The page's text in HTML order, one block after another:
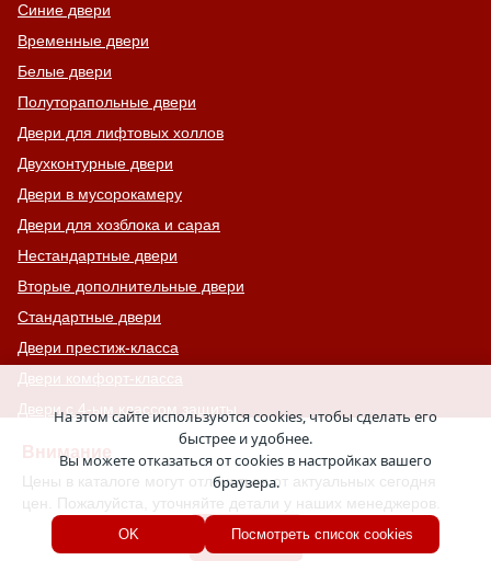
Внимание
Цены в каталоге могут отличаться от актуальных сегодня
цен. Пожалуйста, уточняйте детали у наших менеджеров.
Хорошо
Синие двери
Временные двери
Белые двери
Полуторапольные двери
Двери для лифтовых холлов
Двухконтурные двери
Двери в мусорокамеру
Двери для хозблока и сарая
Нестандартные двери
Вторые дополнительные двери
Стандартные двери
Двери престиж-класса
Двери комфорт-класса
Двери с 4-ым классом защиты
Двери на лестничную площадку
Остекленные противопожарные двери
С тонированным стеклом
С остекленной фрамугой
На этом сайте используются cookies, чтобы сделать его
быстрее и удобнее.
Вы можете отказаться от cookies в настройках вашего
браузера.
OK Посмотреть список cookies